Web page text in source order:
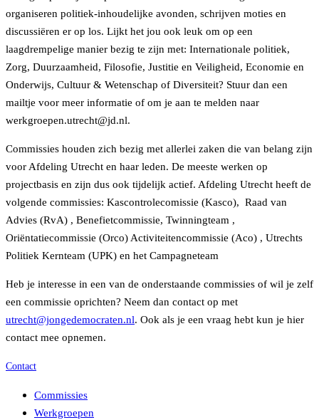
organiseren politiek-inhoudelijke avonden, schrijven moties en
discussiëren er op los. Lijkt het jou ook leuk om op een
laagdrempelige manier bezig te zijn met: Internationale politiek,
Zorg, Duurzaamheid, Filosofie, Justitie en Veiligheid, Economie en
Onderwijs, Cultuur & Wetenschap of Diversiteit? Stuur dan een
mailtje voor meer informatie of om je aan te melden naar
werkgroepen.utrecht@jd.nl.
Commissies houden zich bezig met allerlei zaken die van belang zijn
voor Afdeling Utrecht en haar leden. De meeste werken op
projectbasis en zijn dus ook tijdelijk actief. Afdeling Utrecht heeft de
volgende commissies: Kascontrolecomissie (Kasco), Raad van
Advies (RvA) , Benefietcommissie, Twinningteam ,
Oriëntatiecommissie (Orco) Activiteitencommissie (Aco) , Utrechts
Politiek Kernteam (UPK) en het Campagneteam
Heb je interesse in een van de onderstaande commissies of wil je zelf
een commissie oprichten? Neem dan contact op met
utrecht@jongedemocraten.nl. Ook als je een vraag hebt kun je hier
contact mee opnemen.
Contact
Commissies
Werkgroepen